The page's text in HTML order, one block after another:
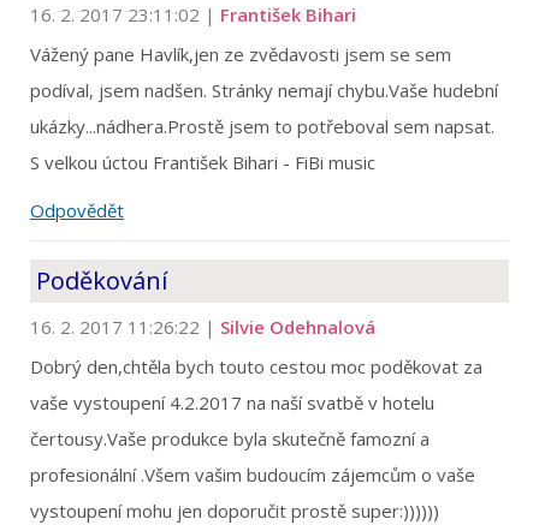
16. 2. 2017 23:11:02 | František Bihari
Vážený pane Havlík,jen ze zvědavosti jsem se sem
podíval, jsem nadšen. Stránky nemají chybu.Vaše hudební
ukázky...nádhera.Prostě jsem to potřeboval sem napsat.
S velkou úctou František Bihari - FiBi music
Odpovědět
Poděkování
16. 2. 2017 11:26:22 | Silvie Odehnalová
Dobrý den,chtěla bych touto cestou moc poděkovat za
vaše vystoupení 4.2.2017 na naší svatbě v hotelu
čertousy.Vaše produkce byla skutečně famozní a
profesionální .Všem vašim budoucím zájemcům o vaše
vystoupení mohu jen doporučit prostě super:))))))